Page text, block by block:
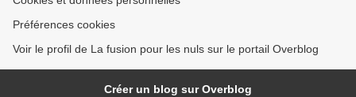
Préférences cookies
Voir le profil de La fusion pour les nuls sur le portail Overblog
Créer un blog sur Overblog